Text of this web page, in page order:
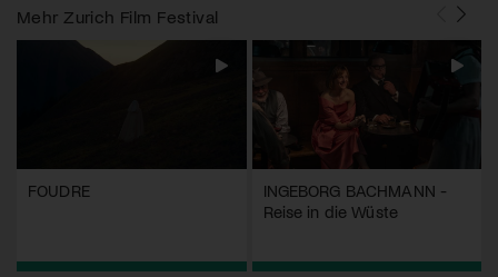
Mehr Zurich Film Festival
FOUDRE
INGEBORG BACHMANN -
Reise in die Wüste